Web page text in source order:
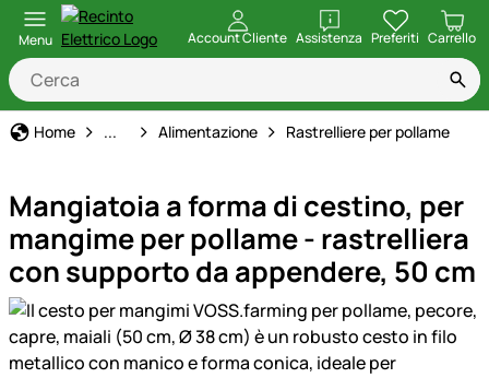
Menu Account Cliente Assistenza
apri Preferiti Carrello
Home Allevamento di Pollame
... Alimentazione Rastrelliere per pollame
Mangiatoia a forma di cestino, per
mangime per pollame - rastrelliera
con supporto da appendere, 50 cm
Galleria prodotti